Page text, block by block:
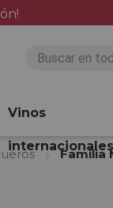
Vinos
internacionales
Familia